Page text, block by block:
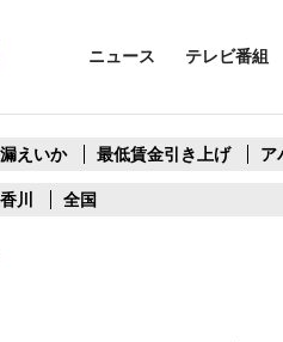
ニュース テレビ番組
えいか 最低賃金引き上げ ア
香川 全国